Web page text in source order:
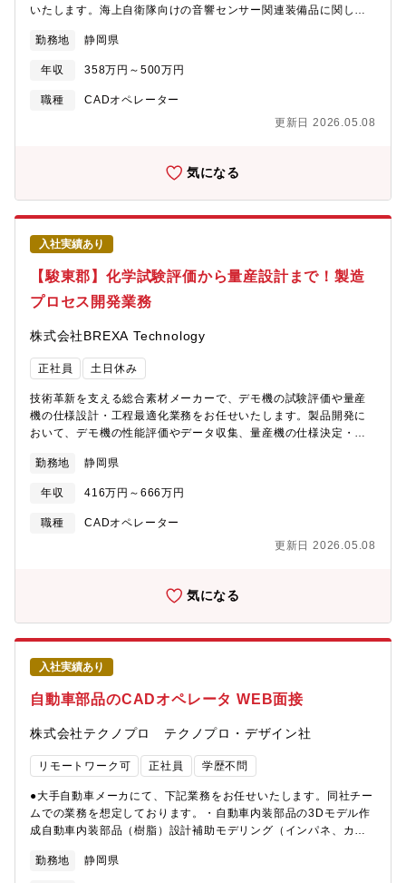
いたします。海上自衛隊向けの音響センサー関連装備品に関し
助など、開発現場を支える技術サポート業務を担当していただき
ます。【業務内容】①部品の評価試験およびデータ整理電子部品
の性能を確認し、取得したデータを正確にまとめます。②製品の
海上試験およびデータ整理実際の海上環境での試験に同行し、取
（Officeソフト使用）設計者の指示に基づき、WordやExcelなど
CADや機構CADを使って、設計図面の作成や修正を行います。
勤務地 静岡県
年収 358万円～500万円
職種
CADオペレーター
更新日 2026.05.08
気になる
入社実績あり
【駿東郡】化学試験評価から量産設計まで！製造
プロセス開発業務
株式会社BREXA Technology
正社員 土日休み
技術革新を支える総合素材メーカーで、デモ機の試験評価や量産
機の仕様設計・工程最適化業務をお任せいたします。製品開発に
おいて、デモ機の性能評価やデータ収集、量産機の仕様決定・レ
セスに携わっていただきます。【業務内容】①デモ機の試験評
価・データ収集開発段階の装置を実際に動かし、性能や品質を確
認しながらデータを取得します。②良品条件の検証安定した製品
を生み出すための最適な条件を見極めます。③量産機の仕様決定
す。④レイアウト最適化・工程設計生産効率を高めるための装置
書作成、関係部門との調整など、開発を円滑に進めるための業務
勤務地 静岡県
年収 416万円～666万円
職種
CADオペレーター
更新日 2026.05.08
気になる
入社実績あり
自動車部品のCADオペレータ WEB面接
株式会社テクノプロ テクノプロ・デザイン社
リモートワーク可 正社員 学歴不問
●大手自動車メーカにて、下記業務をお任せいたします。同社チー
ムでの業務を想定しております。・自動車内装部品の3Dモデル作
成自動車内装部品（樹脂）設計補助モデリング（インパネ、カー
勤務地
静岡県